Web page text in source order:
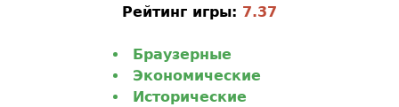
Рейтинг игры: 7.37
Браузерные
Экономические
Исторические